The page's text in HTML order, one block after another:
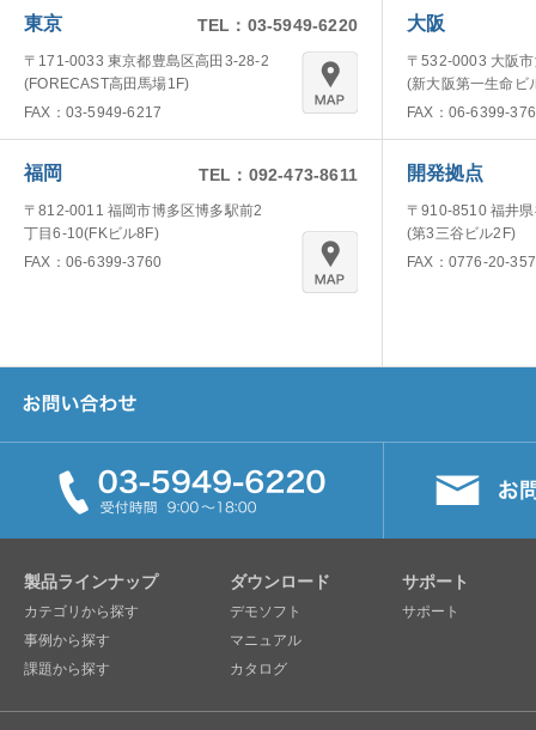
東京 TEL：03-5949-6220
〒171-0033 東京都豊島区高田3-28-2
(FORECAST高田馬場1F)
FAX：03-5949-6217
大阪
〒532-0003 大阪
(新大阪第一生命ビ
FAX：06-6399-
福岡 TEL：092-473-8611
〒812-0011 福岡市博多区博多駅前2
丁目6-10(FKビル8F)
FAX：06-6399-3760
開発拠点
〒910-8510 福井
(第3三谷ビル2F)
FAX：0776-20-
製品ラインナップ
カテゴリから探す
事例から探す
課題から探す
ダウンロード
デモソフト
マニュアル
カタログ
サポート
サポート